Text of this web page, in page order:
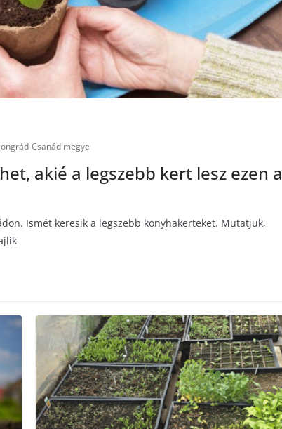
Csanád megye
akié a legszebb kert lesz ezen a
Ismét keresik a legszebb konyhakerteket. Mutatjuk,